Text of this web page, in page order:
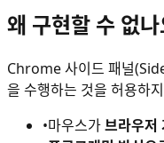
왜 구현할 수 없
Chrome 사이드 패널
을 수행하는 것을 허용하
•마우스가브라우저